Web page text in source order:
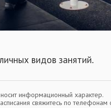
видов занятий.
информационный характер.
свяжитесь по телефонам